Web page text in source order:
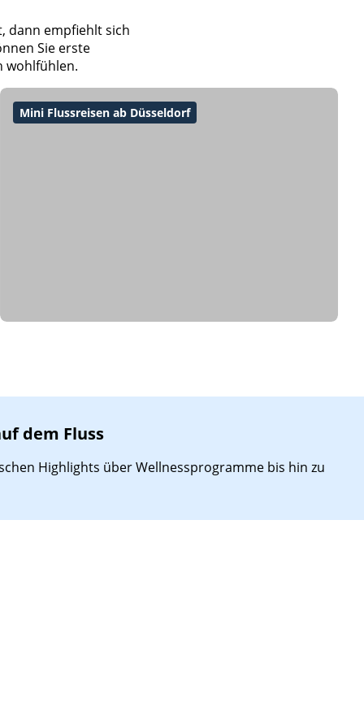
dann empfiehlt sich
Sie erste
wohlfühlen.
Mini Flussreisen ab Düsseldorf
dem Fluss
Highlights über Wellnessprogramme bis hin zu